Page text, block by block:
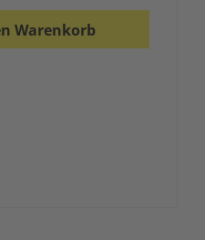
Warenkorb